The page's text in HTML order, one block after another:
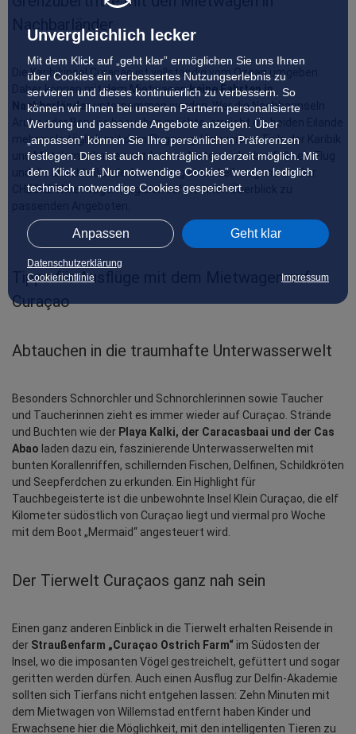
Unvergleichlich lecker
Mit dem Klick auf „geht klar” ermöglichen Sie uns Ihnen
über Cookies ein verbessertes Nutzungserlebnis zu
servieren und dieses kontinuierlich zu verbessern. So
können wir Ihnen bei unseren Partnern personalisierte
Werbung und passende Angebote anzeigen. Über
„anpassen” können Sie Ihre persönlichen Präferenzen
festlegen. Dies ist auch nachträglich jederzeit möglich. Mit
dem Klick auf „Nur notwendige Cookies” werden lediglich
technisch notwendige Cookies gespeichert.
Anpassen Geht klar
Datenschutzerklärung
Cookierichtlinie
Impressum
Nachbarländer
Die Karibikinsel Curaçao ist vollständig vom Ozean umgeben.
Daher können mit dem Mietwagen keine Fahrten in
Nachbarländer unternommen werden. Wer die Nachbarinseln
Aruba oder Bonaire besuchen möchte, erreicht die beiden Eilande
mehrmals täglich mit dem Flugzeug. Um weitere Teile der Karibik
und Mittelamerikas zu entdecken, bieten sich ebenfalls ein Flug
und die anschließende Anmietung eines Leihwagens an. Der
CHECK24 Mietwagenvergleich liefert einen Überblick zu
Tipps für Ausflüge mit dem Mietwagen auf
Curaçao
Abtauchen in die traumhafte Unterwasserwelt
Besonders Schnorchler und Schnorchlerinnen sowie Taucher
und Taucherinnen zieht es immer wieder auf Curaçao. Strände
und Buchten wie der Playa Kalki, der Caracasbaai und der Cas
Abao laden dazu ein, faszinierende Unterwasserwelten mit
bunten Korallenriffen, schillernden Fischen, Delfinen, Schildkröten
und Seepferdchen zu erkunden. Ein Highlight für
Tauchbegeisterte ist die unbewohnte Insel Klein Curaçao, die elf
Kilometer südöstlich von Curaçao liegt und viermal pro Woche
mit dem Boot „Mermaid“ angesteuert wird.
Der Tierwelt Curaçaos ganz nah sein
Einen ganz anderen Einblick in die Tierwelt erhalten Reisende in
der Straußenfarm „Curaçao Ostrich Farm“ im Südosten der
Insel, wo die imposanten Vögel gestreichelt, gefüttert und sogar
geritten werden dürfen. Auch einen Ausflug zur Delfin-Akademie
sollten sich Tierfans nicht entgehen lassen: Zehn Minuten mit
dem Mietwagen von Willemstad entfernt haben Kinder und
Erwachsene hier die Möglichkeit, mit den intelligenten Tieren zu